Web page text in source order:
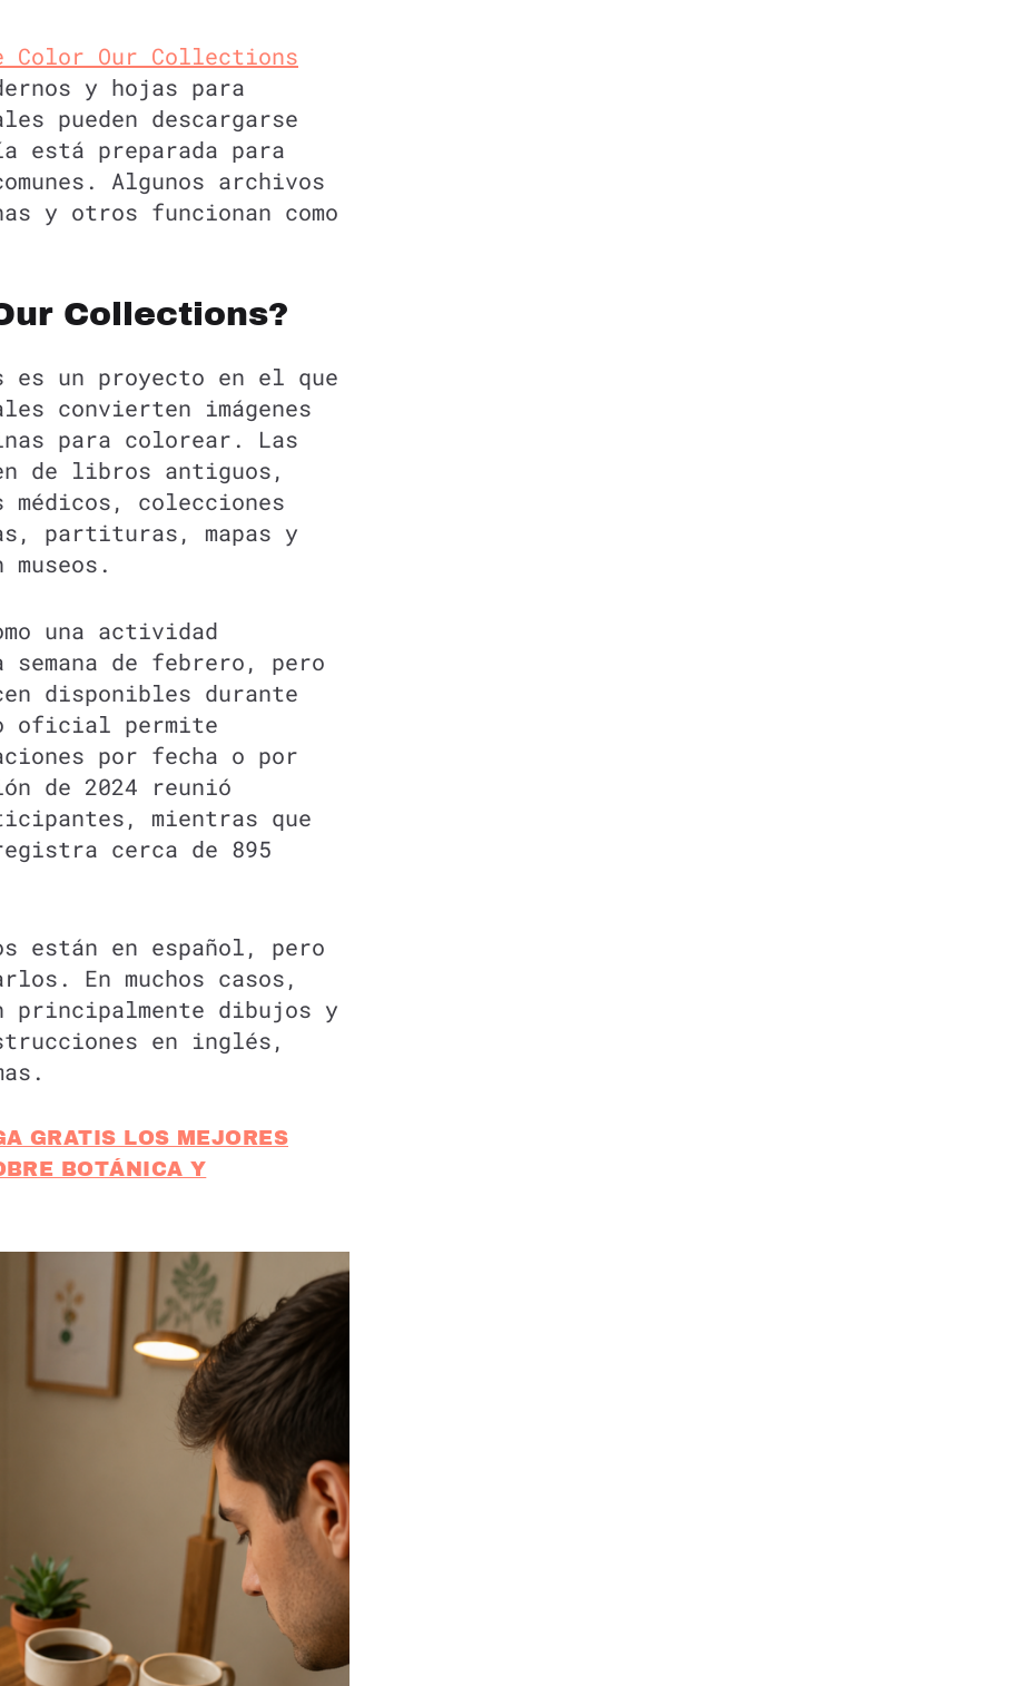
Our Collections
y hojas para
pueden descargarse
está preparada para
Algunos archivos
y otros funcionan como
Collections?
es un proyecto en el que
convierten imágenes
para colorear. Las
de libros antiguos,
colecciones
partituras, mapas y
una actividad
de febrero, pero
disponibles durante
oficial permite
por fecha o por
de 2024 reunió
mientras que
cerca de 895
están en español, pero
En muchos casos,
principalmente dibujos y
en inglés,
GRATIS LOS MEJORES
BOTÁNICA Y